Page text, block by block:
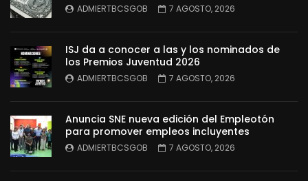
ADMIERTBCSGOB 7 AGOSTO, 2026
ISJ da a conocer a las y los nominados de
los Premios Juventud 2026
ADMIERTBCSGOB 7 AGOSTO, 2026
Anuncia SNE nueva edición del Empleotón
para promover empleos incluyentes
ADMIERTBCSGOB 7 AGOSTO, 2026